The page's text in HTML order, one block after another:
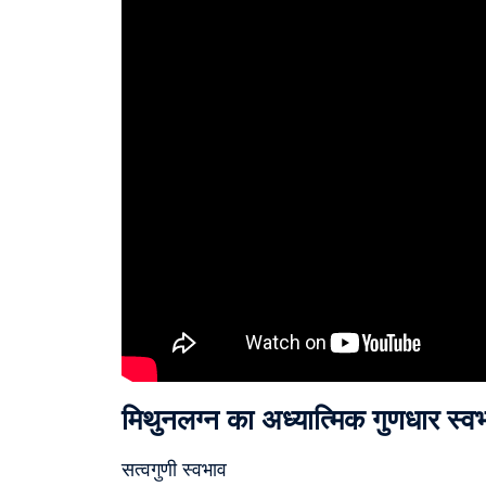
मिथुनलग्न का अध्यात्मिक गुणधार
सत्वगुणी स्वभाव